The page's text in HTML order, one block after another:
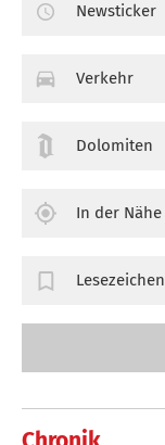
Newsticker
Verkehr
Dolomiten
In der Nähe
Lesezeichen